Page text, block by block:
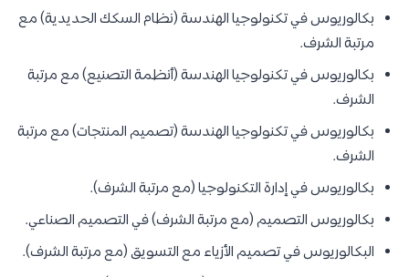
بكالوريوس في تكنولوجيا الهندسة (نظام السكك الحديدية) مع
مرتبة الشرف.
بكالوريوس في تكنولوجيا الهندسة (أنظمة التصنيع) مع مرتبة
الشرف.
بكالوريوس في تكنولوجيا الهندسة (تصميم المنتجات) مع مرتبة
الشرف.
بكالوريوس في إدارة التكنولوجيا (مع مرتبة الشرف).
بكالوريوس التصميم (مع مرتبة الشرف) في التصميم الصناعي.
البكالوريوس في تصميم الأزياء مع التسويق (مع مرتبة الشرف).